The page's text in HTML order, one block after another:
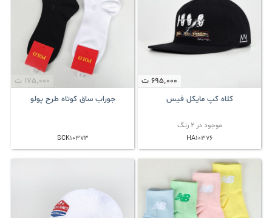
695٬000 ت
کلاه کپ مایکل فیس
موجود در 2 رنگ
HA10376
175٬000 ت
جوراب ساق کوتاه طرح پولو
SCK10373